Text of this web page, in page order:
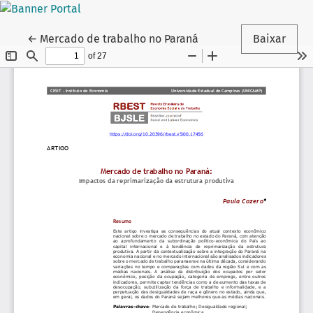
← Voltar aos Detalhes do Artigo
Mercado de trabalho no Paraná Baixar